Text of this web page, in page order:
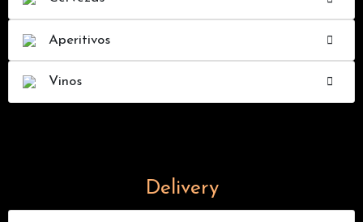
Aperitivos
Vinos
Delivery